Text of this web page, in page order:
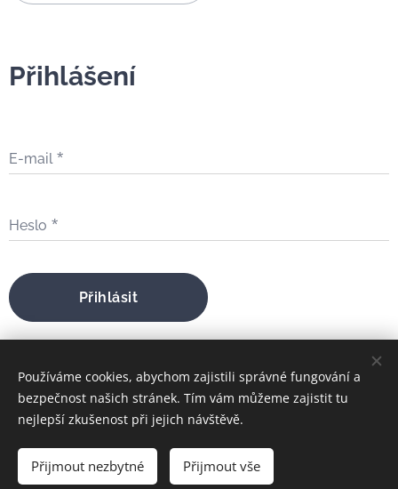
Přihlášení
E-mail
Heslo
Přihlásit
bratrfilip@gmail.com
FILIP MARIA ŠTOJDL
Používáme cookies, abychom zajistili správné fungování a
bezpečnost našich stránek. Tím vám můžeme zajistit tu
nejlepší zkušenost při jejich návštěvě.
Přijmout nezbytné Přijmout vše